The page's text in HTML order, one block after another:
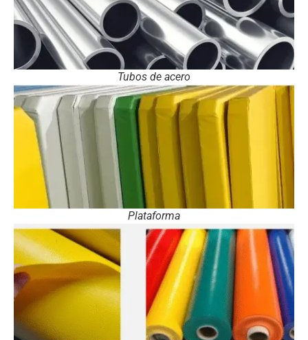
Tubos de acero
Plataforma